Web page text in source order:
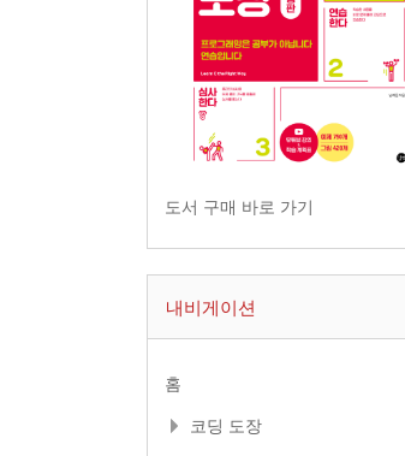
도서 구매 바로 가기
내비게이션
홈
코딩 도장